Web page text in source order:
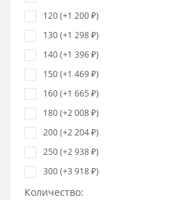
120 (+1 200 ₽)
130 (+1 298 ₽)
140 (+1 396 ₽)
150 (+1 469 ₽)
160 (+1 665 ₽)
180 (+2 008 ₽)
200 (+2 204 ₽)
250 (+2 938 ₽)
300 (+3 918 ₽)
Количество: